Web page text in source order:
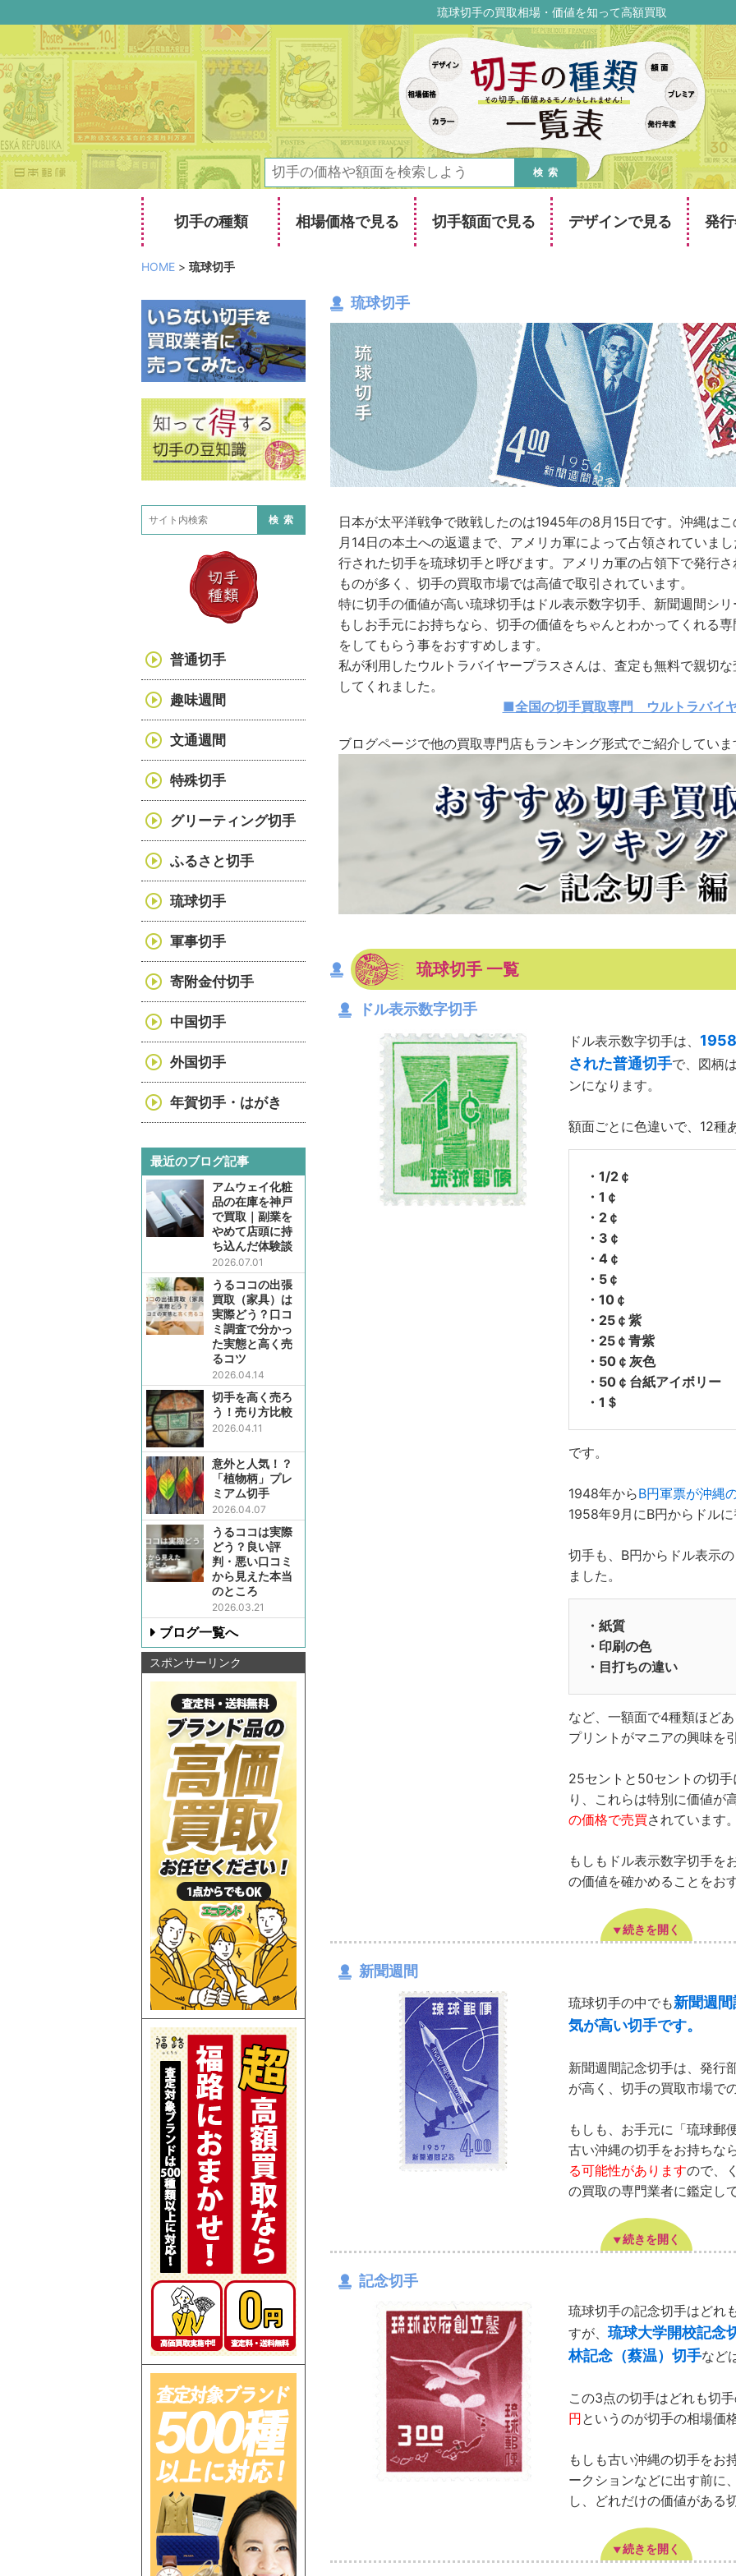
琉球切手の買取相場・価値を知って高額買取
検索
切手の種類 相場価格で見る 切手額面で見る デザインで見る 発
HOME > 琉球切手
琉球切手
日本が太平洋戦争で敗戦したのは1945年の8月15日です。沖縄は
月14日の本土への返還まで、アメリカ軍によって占領されていま
行された切手を琉球切手と呼びます。アメリカ軍の占領下で発行
ものが多く、切手の買取市場では高値で取引されています。
特に切手の価値が高い琉球切手はドル表示数字切手、新聞週間シ
もしお手元にお持ちなら、切手の価値をちゃんとわかってくれる
をしてもらう事をおすすめします。
私が利用したウルトラバイヤープラスさんは、査定も無料で親切
してくれました。
■全国の切手買取専門 ウルトラバイ
ブログページで他の買取専門店もランキング形式でご紹介してい
琉球切手 一覧
ドル表示数字切手
ドル表示数字切手は、
された普通切手で、図柄
ンになります。
額面ごとに色違いで、12種
・1/2￠
・1￠
・2￠
・3￠
・4￠
・5￠
・10￠
・25￠紫
・25￠青紫
・50￠灰色
・50￠台紙アイボリー
・1＄
です。
1948年からB円軍票が沖縄
1958年9月にB円からドル
切手も、B円からドル表示
ました。
・紙質
・印刷の色
・目打ちの違い
など、一額面で4種類ほど
プリントがマニアの興味を
25セントと50セントの切
り、これらは特別に価値が
の価格で売買されています
もしもドル表示数字切手を
の価値を確かめることをお
続きを開く
新聞週間
琉球切手の中でも新聞週
気が高い切手です。
新聞週間記念切手は、発行
が高く、切手の買取市場で
もしも、お手元に「琉球郵
古い沖縄の切手をお持ちな
る可能性がありますので、
の買取の専門業者に鑑定し
続きを開く
記念切手
琉球切手の記念切手はどれ
すが、 琉球大学開校記念
林記念（蔡温）切手など
この3点の切手はどれも切
円というのが切手の相場価
もしも古い沖縄の切手をお
ークションなどに出す前に
し、どれだけの価値がある
続きを開く
検索
普通切手
趣味週間
文通週間
特殊切手
グリーティング切手
ふるさと切手
琉球切手
軍事切手
寄附金付切手
中国切手
外国切手
年賀切手・はがき
最近のブログ記事
アムウェイ化粧
品の在庫を神戸
で買取｜副業を
やめて店頭に持
ち込んだ体験談
2026.07.01
うるココの出張
買取（家具）は
実際どう？口コ
ミ調査で分かっ
た実態と高く売
るコツ
2026.04.14
切手を高く売ろ
う！売り方比較
2026.04.11
意外と人気！？
「植物柄」プレ
ミアム切手
2026.04.07
うるココは実際
どう？良い評
判・悪い口コミ
から見えた本当
のところ
2026.03.21
ブログ一覧へ
スポンサーリンク